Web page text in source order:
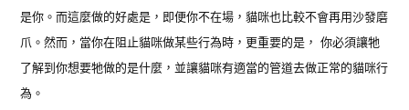
是你。而這麼做的好處是，即便你不在場，貓咪也比較不會再用沙發磨
爪。然而，當你在阻止貓咪做某些行為時，更重要的是， 你必須讓牠
了解到你想要牠做的是什麼，並讓貓咪有適當的管道去做正常的貓咪行
為。